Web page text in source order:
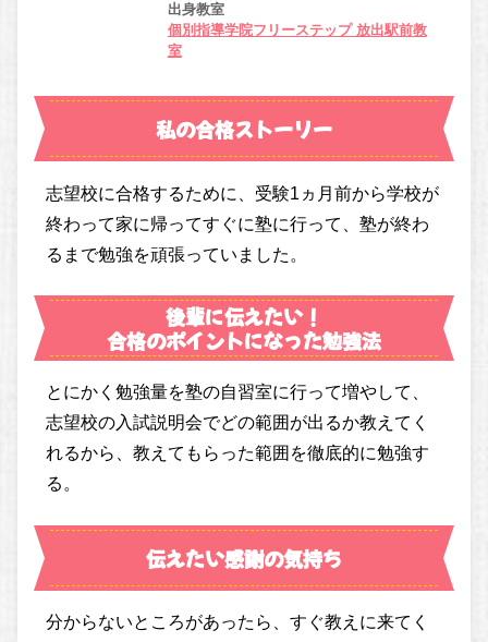
出身教室
個別指導学院フリーステップ 放出駅前教
室
私の合格ストーリー
志望校に合格するために、受験1ヵ月前から学校が
終わって家に帰ってすぐに塾に行って、塾が終わ
るまで勉強を頑張っていました。
後輩に伝えたい！
合格のポイントになった勉強法
とにかく勉強量を塾の自習室に行って増やして、
志望校の入試説明会でどの範囲が出るか教えてく
れるから、教えてもらった範囲を徹底的に勉強す
る。
伝えたい感謝の気持ち
分からないところがあったら、すぐ教えに来てく